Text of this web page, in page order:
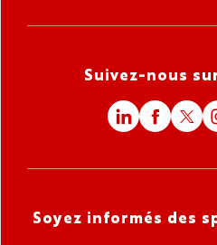
Suivez-nous
Soyez informés des